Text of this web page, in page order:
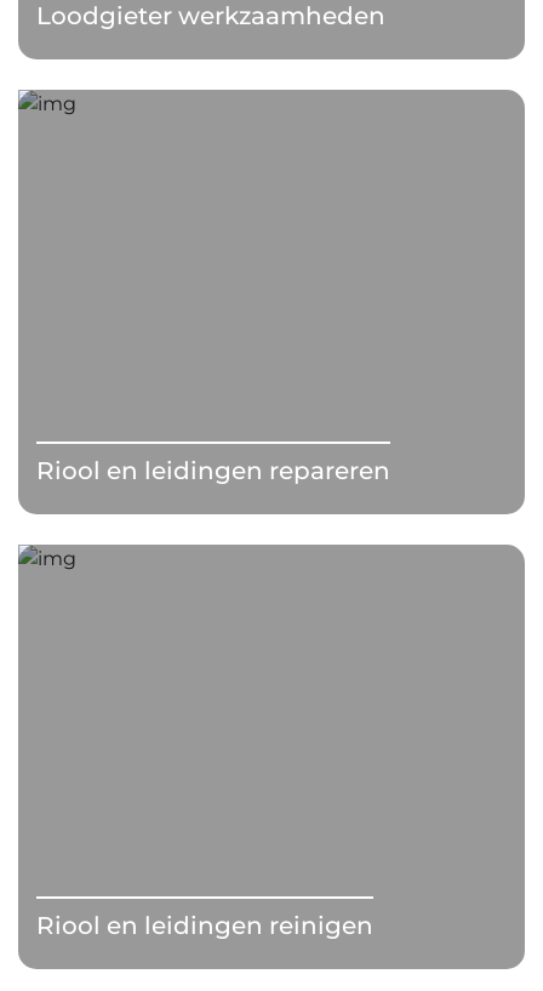
Loodgieter werkzaamheden
Riool en leidingen repareren
Riool en leidingen reinigen